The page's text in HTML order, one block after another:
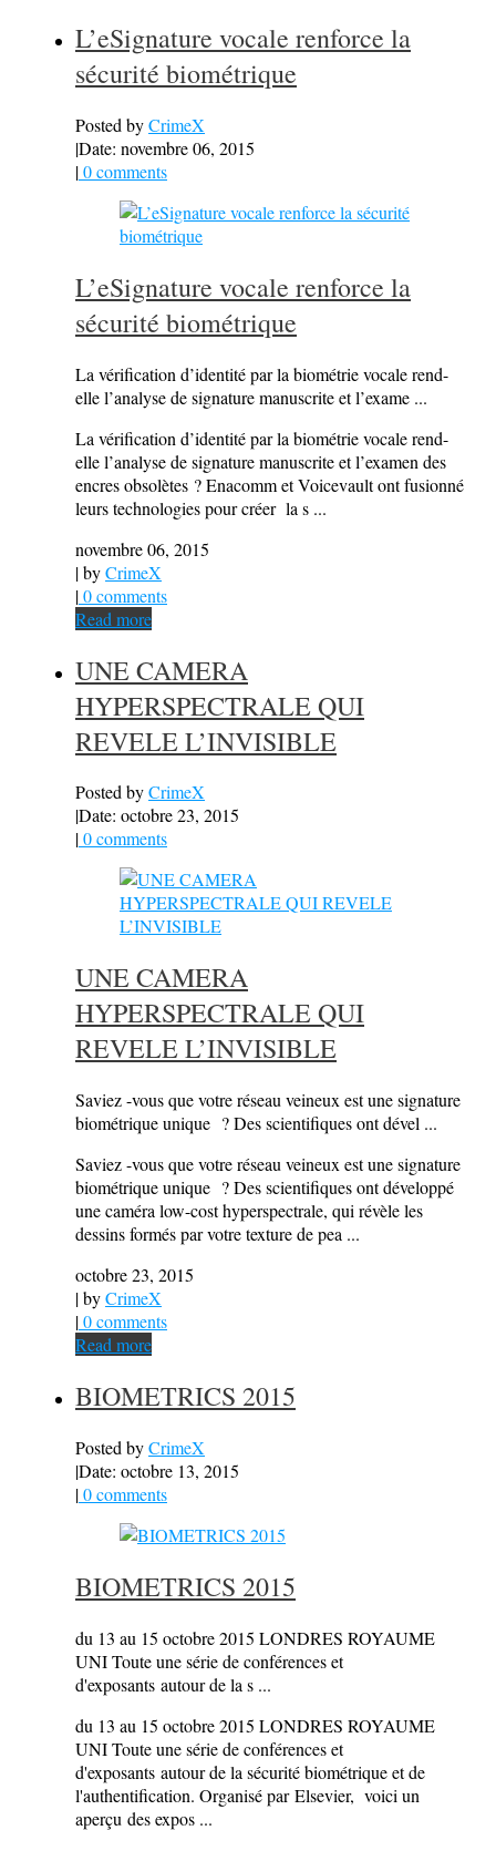
L’eSignature vocale renforce la
sécurité biométrique
Posted byCrimeX
|Date: novembre 06, 2015
|0 comments
L’eSignature vocale renforce la
sécurité biométrique
La vérification d’identité par la biométrie vocale rend-
elle l’analyse de signature manuscrite et l’exame ...
La vérification d’identité par la biométrie vocale rend-
elle l’analyse de signature manuscrite et l’examen des
encres obsolètes ? Enacomm et Voicevault ont fusionné
leurs technologies pour créer la s ...
novembre 06, 2015
| byCrimeX
|0 comments
Read more
UNE CAMERA
HYPERSPECTRALE QUI
REVELE L’INVISIBLE
Posted byCrimeX
|Date: octobre 23, 2015
|0 comments
UNE CAMERA
HYPERSPECTRALE QUI
REVELE L’INVISIBLE
Saviez -vous que votre réseau veineux est une signature
biométrique unique ? Des scientifiques ont dével ...
Saviez -vous que votre réseau veineux est une signature
biométrique unique ? Des scientifiques ont développé
une caméra low-cost hyperspectrale, qui révèle les
dessins formés par votre texture de pea ...
octobre 23, 2015
| byCrimeX
|0 comments
Read more
BIOMETRICS 2015
Posted byCrimeX
|Date: octobre 13, 2015
|0 comments
BIOMETRICS 2015
du 13 au 15 octobre 2015 LONDRES ROYAUME
UNI Toute une série de conférences et
d'exposants autour de la s ...
du 13 au 15 octobre 2015 LONDRES ROYAUME
UNI Toute une série de conférences et
d'exposants autour de la sécurité biométrique et de
l'authentification. Organisé par Elsevier, voici un
aperçu des expos ...